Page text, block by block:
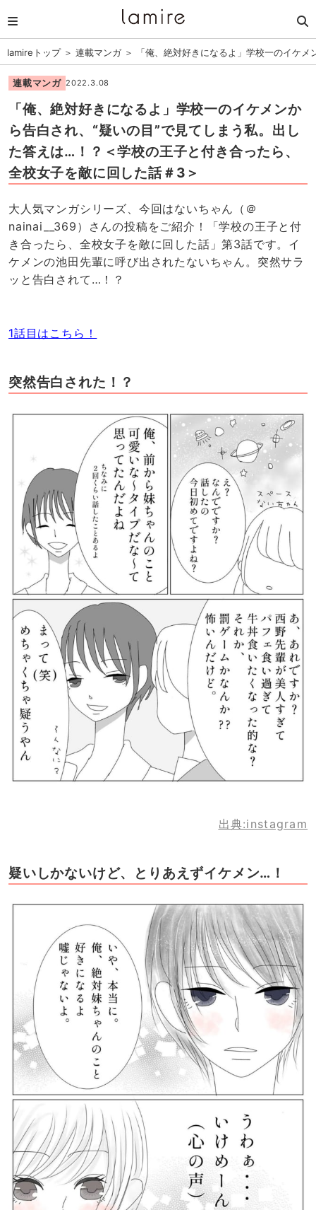
lamireトップ＞ 連載マンガ＞ 「俺、絶対好きになるよ」学校一のイケ
連載マンガ 2022.3.08
「俺、絶対好きになるよ」学校一のイケメンか
ら告白され、“疑いの目”で見てしまう私。出し
た答えは…！？＜学校の王子と付き合ったら、
全校女子を敵に回した話＃3＞
大人気マンガシリーズ、今回はないちゃん（＠
nainai__369）さんの投稿をご紹介！「学校の王子と付
き合ったら、全校女子を敵に回した話」第3話です。イ
ケメンの池田先輩に呼び出されたないちゃん。突然サラ
ッと告白されて…！？
1話目はこちら！
突然告白された！？
出典:instagram
疑いしかないけど、とりあえずイケメン…！